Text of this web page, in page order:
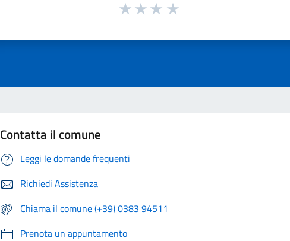
Contatta il comune
Leggi le domande frequenti
Richiedi Assistenza
Chiama il comune (+39) 0383 94511
Prenota un appuntamento